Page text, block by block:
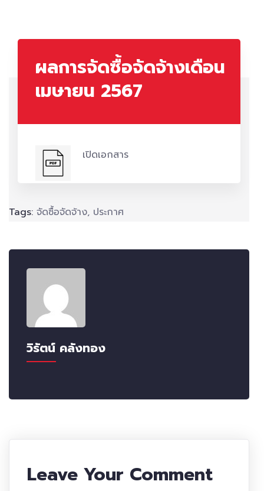
ผลการจัดซื้อจัดจ้างเดือน
เมษายน 2567
เปิดเอกสาร
Tags: จัดซื้อจัดจ้าง, ประกาศ
วิรัตน์ คลังทอง
Leave Your Comment